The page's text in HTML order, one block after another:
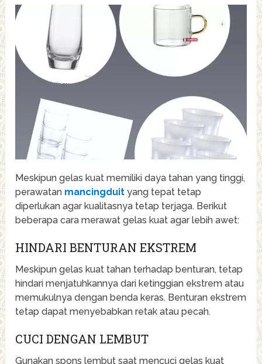
Meskipun gelas kuat memiliki daya tahan yang tinggi,
perawatan mancingduit yang tepat tetap
diperlukan agar kualitasnya tetap terjaga. Berikut
beberapa cara merawat gelas kuat agar lebih awet:
HINDARI BENTURAN EKSTREM
Meskipun gelas kuat tahan terhadap benturan, tetap
hindari menjatuhkannya dari ketinggian ekstrem atau
memukulnya dengan benda keras. Benturan ekstrem
tetap dapat menyebabkan retak atau pecah.
CUCI DENGAN LEMBUT
Gunakan spons lembut saat mencuci gelas kuat